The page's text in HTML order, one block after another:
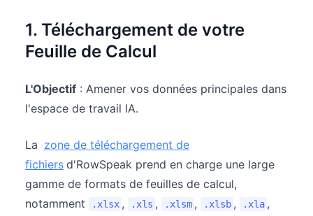
1. Téléchargement de votre
Feuille de Calcul
L'Objectif : Amener vos données principales dans
l'espace de travail IA.
La zone de téléchargement de
fichiers d'RowSpeak prend en charge une large
gamme de formats de feuilles de calcul,
notamment
.xlsx , .xls , .xlsm , .xlsb , .xla ,